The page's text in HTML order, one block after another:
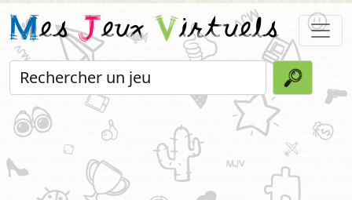
MesJeuxVirtuels